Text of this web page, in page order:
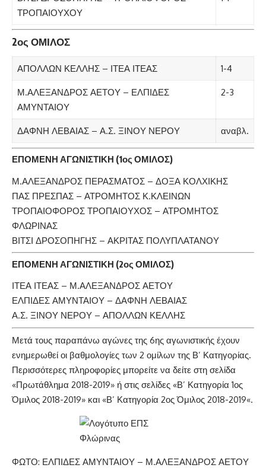
ΤΡΟΠΑΙΟΥΧΟΥ
2ος ΟΜΙΛΟΣ
ΑΠΟΛΛΩΝ ΚΕΛΛΗΣ – ΙΤΕΑ ΙΤΕΑΣ 1-4
Μ.ΑΛΕΞΑΝΔΡΟΣ ΑΕΤΟΥ – ΕΛΠΙΔΕΣ
ΑΜΥΝΤΑΙΟΥ
2-3
ΔΑΦΝΗ ΛΕΒΑΙΑΣ – Α.Σ. ΞΙΝΟΥ ΝΕΡΟΥ αναβλ.
ΕΠΟΜΕΝΗ ΑΓΩΝΙΣΤΙΚΗ (1ος ΟΜΙΛΟΣ)
Μ.ΑΛΕΞΑΝΔΡΟΣ ΠΕΡΑΣΜΑΤΟΣ – ΔΟΞΑ ΚΟΛΧΙΚΗΣ
ΠΑΣ ΠΡΕΣΠΑΣ – ΑΤΡΟΜΗΤΟΣ Κ.ΚΛΕΙΝΩΝ
ΤΡΟΠΑΙΟΦΟΡΟΣ ΤΡΟΠΑΙΟΥΧΟΣ – ΑΤΡΟΜΗΤΟΣ
ΦΛΩΡΙΝΑΣ
ΒΙΤΣΙ ΔΡΟΣΟΠΗΓΗΣ – ΑΚΡΙΤΑΣ ΠΟΛΥΠΛΑΤΑΝΟΥ
ΕΠΟΜΕΝΗ ΑΓΩΝΙΣΤΙΚΗ (2ος ΟΜΙΛΟΣ)
ΙΤΕΑ ΙΤΕΑΣ – Μ.ΑΛΕΞΑΝΔΡΟΣ ΑΕΤΟΥ
ΕΛΠΙΔΕΣ ΑΜΥΝΤΑΙΟΥ – ΔΑΦΝΗ ΛΕΒΑΙΑΣ
Α.Σ. ΞΙΝΟΥ ΝΕΡΟΥ – ΑΠΟΛΛΩΝ ΚΕΛΛΗΣ
Μετά τους παραπάνω αγώνες της 6ης αγωνιστικής έχουν
ενημερωθεί οι βαθμολογίες των 2 ομίλων της Β’ Κατηγορίας.
Περισσότερες πληροφορίες μπορείτε να δείτε στη σελίδα
«Πρωτάθλημα 2018-2019» ή στις σελίδες «Β’ Κατηγορία 1ος
Όμιλος 2018-2019» και «Β’ Κατηγορία 2ος Όμιλος 2018-2019«.
ΦΩΤΟ: ΕΛΠΙΔΕΣ ΑΜΥΝΤΑΙΟΥ – Μ.ΑΛΕΞΑΝΔΡΟΣ ΑΕΤΟΥ